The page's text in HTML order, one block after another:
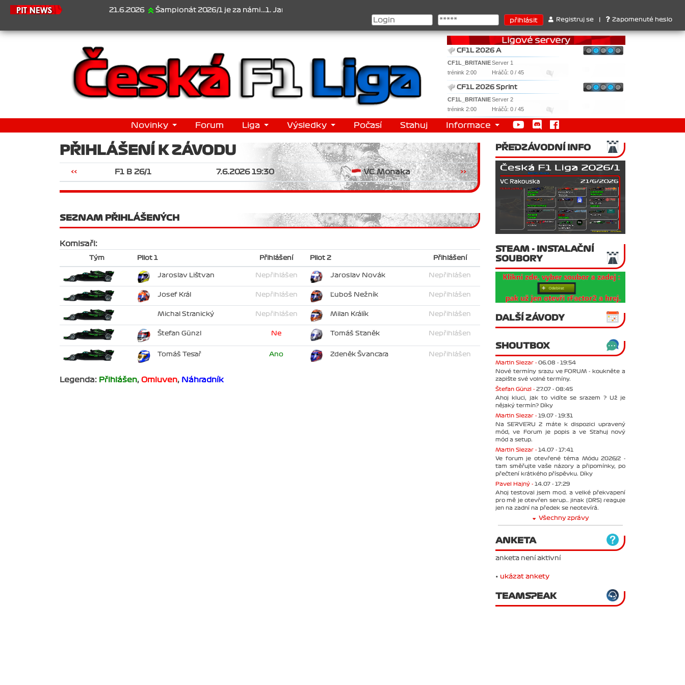
21.6.2026 Šampionát 2026/1 je za námi...1. Jan Veselý , 2. Jan Nováček , 3. Jakub Chmelík , Pohár konstruktérů : 1. Ferrari . 2. Williams , 3. RedBull ..... SprintCup -
Registruj se Zapomenuté heslo
CF1L 2026 A
CF1L_BRITANIEServer 1
trénink 2:00
Hráčů: 0 / 45
CF1L 2026 Sprint
CF1L_BRITANIEServer 2
trénink 2:00
Hráčů: 0 / 45
Novinky Forum Liga Výsledky Počasí Stahuj Informace
PŘIHLÁŠENÍ K ZÁVODU
<< F1 B 26/1 7.6.2026 19:30 VC Monaka >>
SEZNAM PŘIHLÁŠENÝCH
Komisaři:
Tým Pilot 1 Přihlášení Pilot 2 Přihlášení
Jaroslav Lištvan Nepřihlášen Jaroslav Novák Nepřihlášen
Josef Král Nepřihlášen Ľuboš Nežník Nepřihlášen
Michal Stranický Nepřihlášen Milan Králík Nepřihlášen
Štefan Günzl Ne Tomáš Staněk Nepřihlášen
Tomáš Tesař Ano Zdeněk Švancara Nepřihlášen
Legenda: Přihlášen, Omluven, Náhradník
PŘEDZÁVODNÍ INFO
STEAM - INSTALAČNÍ
SOUBORY
DALŠÍ ZÁVODY
SHOUTBOX
Martin Slezar - 06.08 - 19:54
Nové termíny srazu ve FORUM - koukněte a
zapište své volné termíny.
Štefan Günzl - 27.07 - 08:45
Ahoj kluci, jak to vidíte se srazem ? Už je
nějaký termín? Díky
Martin Slezar - 19.07 - 19:31
Na SERVERU 2 máte k dispozici upravený
mód, ve Forum je popis a ve Stahuj nový
mód a setup.
Martin Slezar - 14.07 - 17:41
Ve forum je otevřené téma Módu 2026/2 -
tam směřujte vaše názory a připomínky, po
přečtení krátkého příspěvku. Díky
Pavel Hajný - 14.07 - 17:29
Ahoj testoval jsem mod. a velké překvapení
pro mě je otevřen serup.. jinak (DRS) reaguje
jen na zadní na předek se neotevírá.
Všechny zprávy
ANKETA
anketa není aktivní
• ukázat ankety
TEAMSPEAK